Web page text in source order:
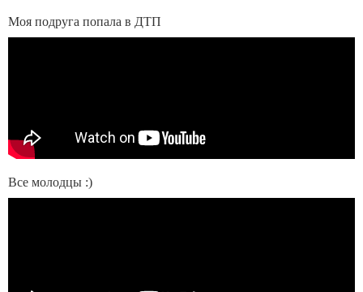
Моя подруга попала в ДТП
Все молодцы :)